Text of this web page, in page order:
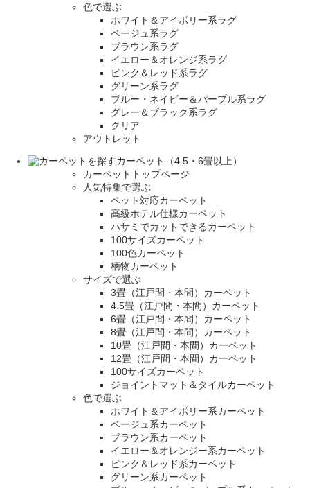
色で選ぶ
ホワイト＆アイボリー系ラグ
ベージュ系ラグ
ブラウン系ラグ
イエロー＆オレンジ系ラグ
ピンク＆レッド系ラグ
グリーン系ラグ
ブルー・ネイビー＆パープル系ラグ
グレー＆ブラック系ラグ
クリア
アウトレット
カーペット（4.5・6畳以上）
カーペットトップページ
人気特集で選ぶ
ペット対応カーペット
高級ホテル仕様カーペット
ハサミでカットできるカーペット
100サイズカーペット
100色カーペット
柄物カーペット
サイズで選ぶ
3畳（江戸間・本間）カーペット
4.5畳（江戸間・本間）カーペット
6畳（江戸間・本間）カーペット
8畳（江戸間・本間）カーペット
10畳（江戸間・本間）カーペット
12畳（江戸間・本間）カーペット
100サイズカーペット
ジョイントマット＆タイルカーペット
色で選ぶ
ホワイト＆アイボリー系カーペット
ベージュ系カーペット
ブラウン系カーペット
イエロー＆オレンジー系カーペット
ピンク＆レッド系カーペット
グリーン系カーペット